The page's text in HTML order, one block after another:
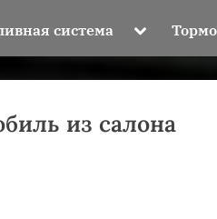
система Toggle
menu
из салона